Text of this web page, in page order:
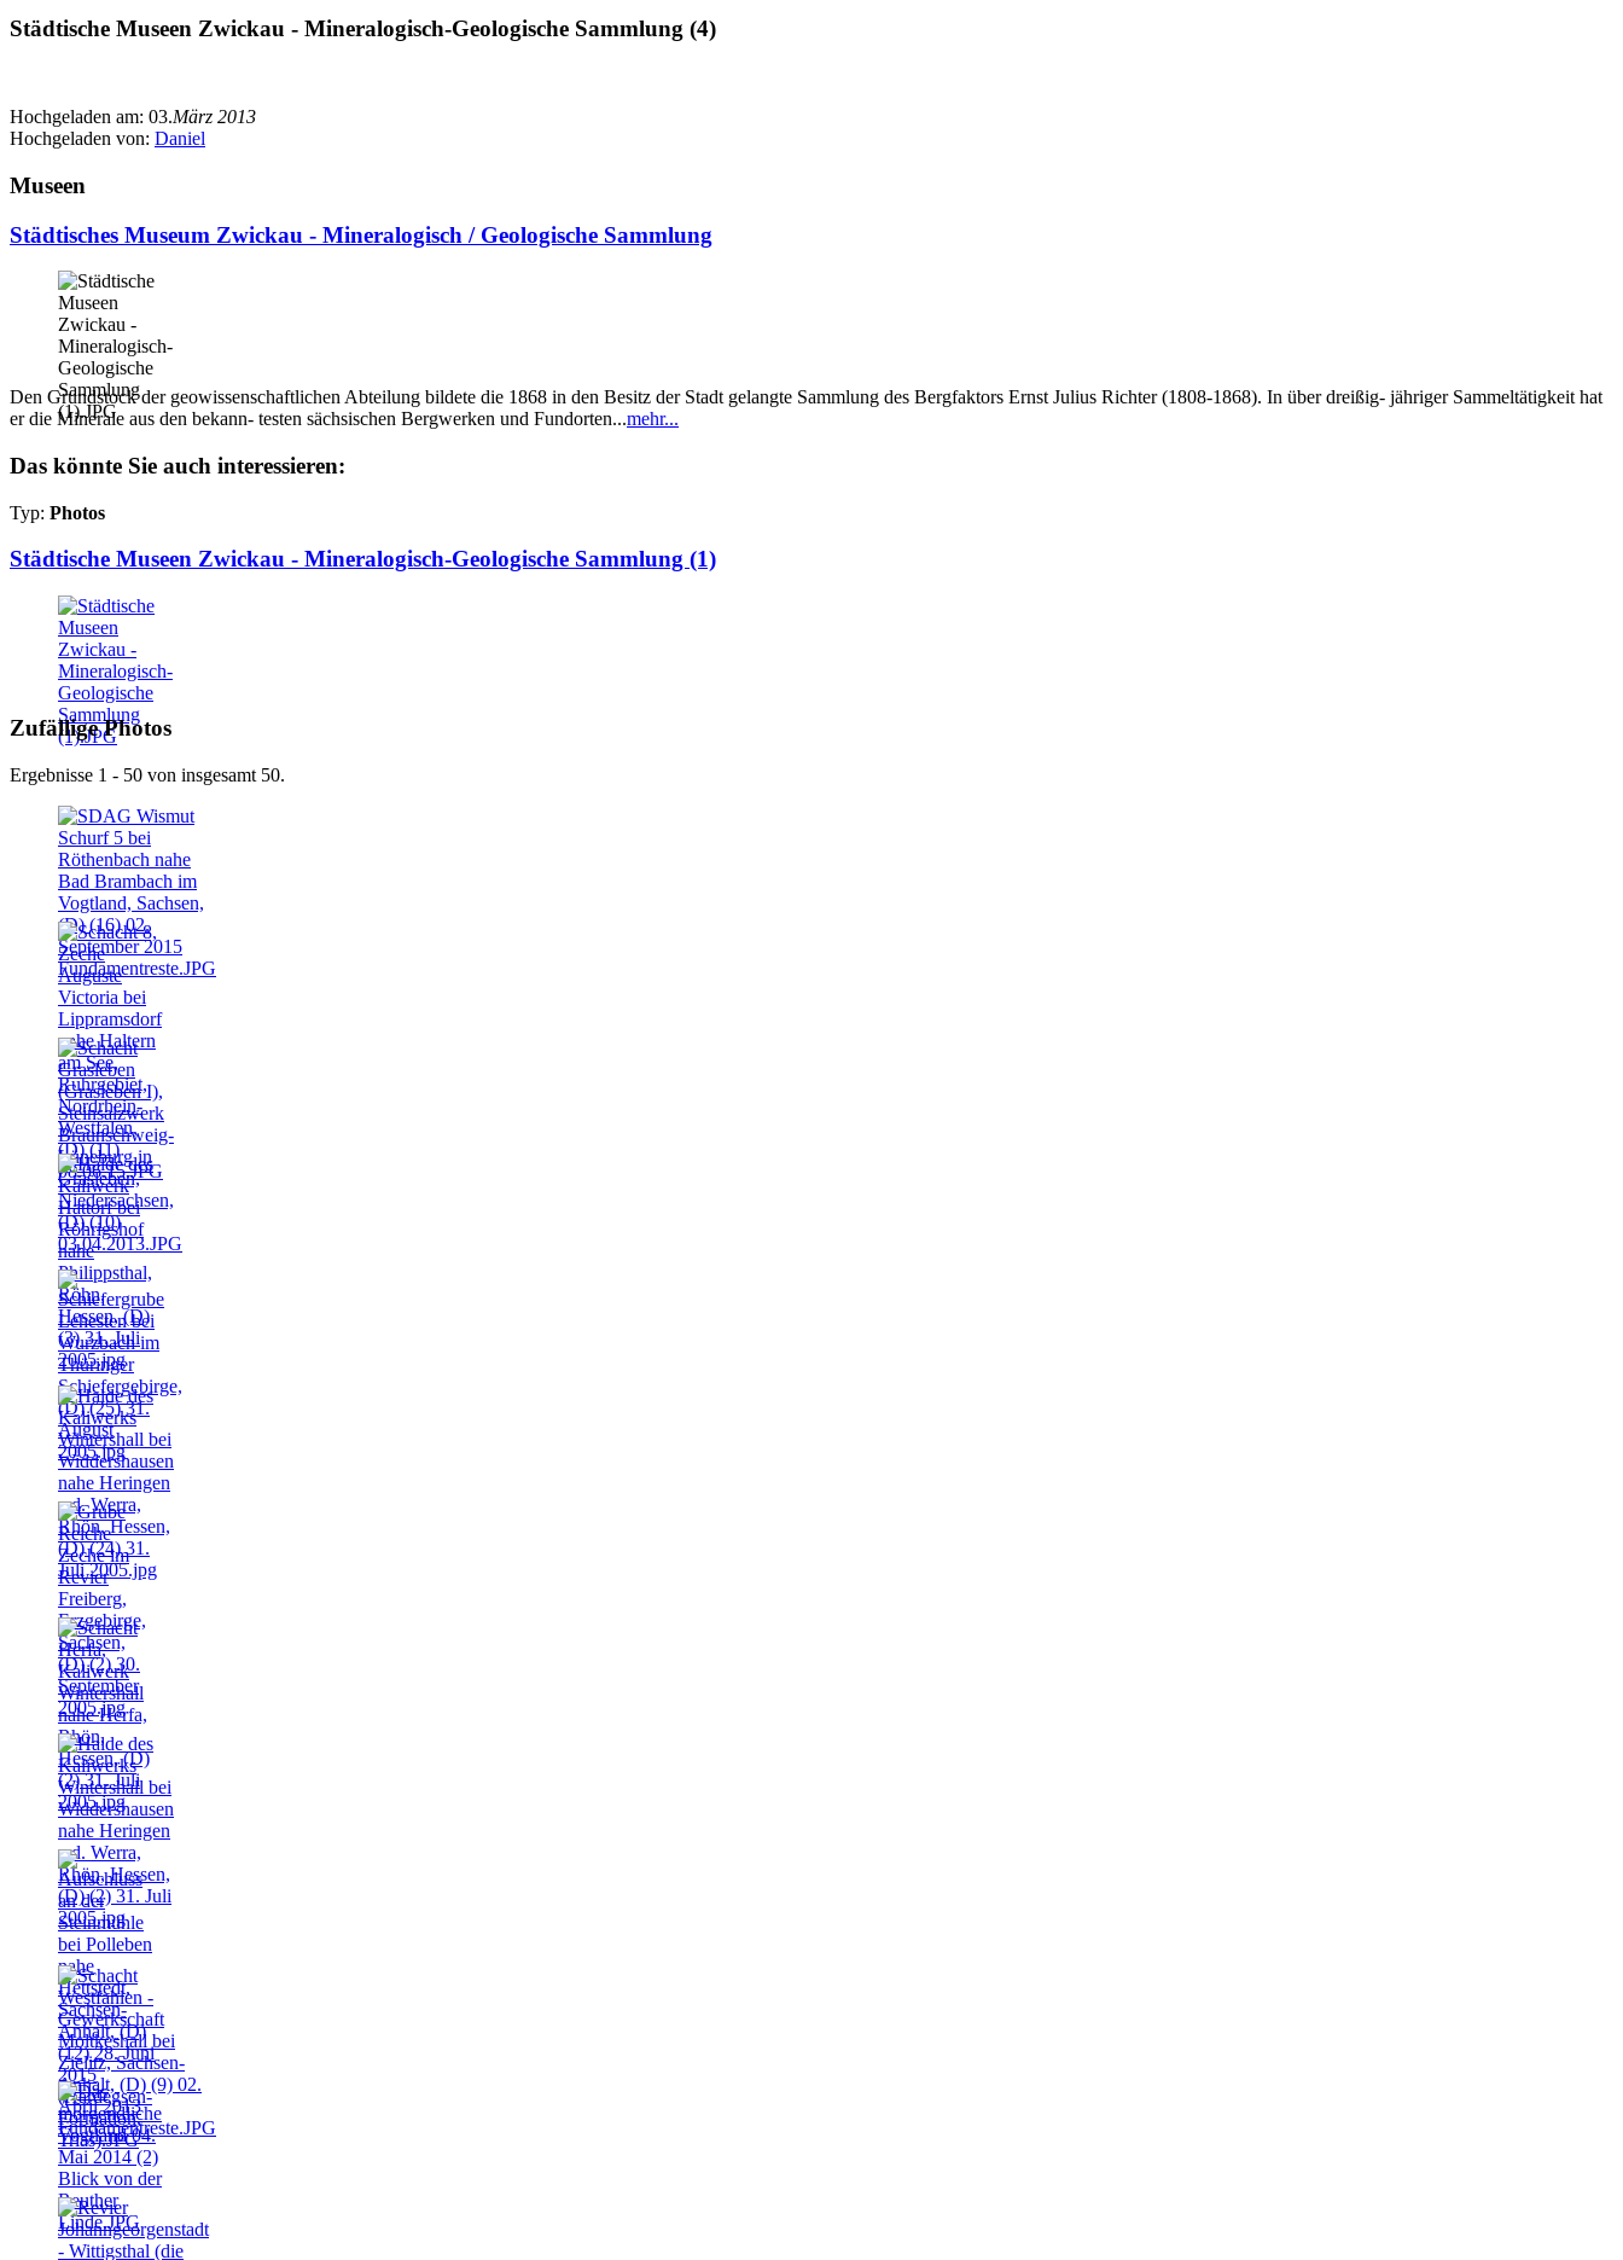
Städtische Museen Zwickau - Mineralogisch-Geologische Sammlung (4)
Hochgeladen am: 03.März 2013
Hochgeladen von: Daniel
Museen
Städtisches Museum Zwickau - Mineralogisch / Geologische Sammlung
Den Grundstock der geowissenschaftlichen Abteilung bildete die 1868 in den Besitz der Stadt gelangte Sammlung des Bergfaktors Ernst Julius Richter (1808-1868). In über dreißig- jähriger Sammeltätigkeit hat
er die Minerale aus den bekann- testen sächsischen Bergwerken und Fundorten...mehr...
Das könnte Sie auch interessieren:
Typ: Photos
Städtische Museen Zwickau - Mineralogisch-Geologische Sammlung (1)
Zufällige Photos
Ergebnisse 1 - 50 von insgesamt 50.